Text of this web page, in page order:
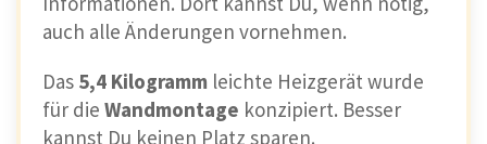
auch alle Änderungen vornehmen.
Das 5,4 Kilogramm leichte Heizgerät wurde
für die Wandmontage konzipiert. Besser
kannst Du keinen Platz sparen.